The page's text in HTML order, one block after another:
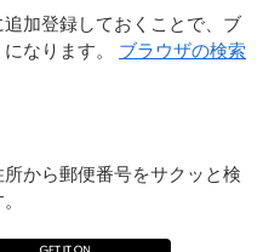
加登録しておくことで、ブ
なります。 ブラウザの検索
から郵便番号をサクッと検